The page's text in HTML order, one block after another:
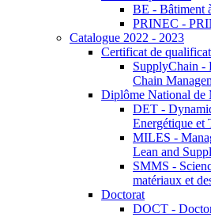
BE - Bâtiment
PRINEC -
Catalogue 2022 - 2023
Certificat de
SupplyChain -
Chain
Diplôme National de
DET -
Energétique et
MILES -
Lean and
SMMS -
matériaux et
Doctorat
DOCT -